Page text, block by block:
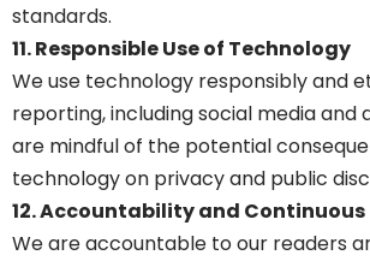
standards.
11. Responsible Use of Technology
We use technology responsibly and
reporting, including social media and
are mindful of the potential
technology on privacy and public
12. Accountability and
We are accountable to our readers